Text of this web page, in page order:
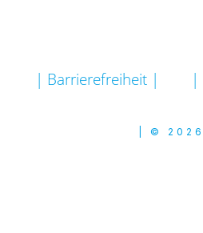
| Barrierefreiheit | |
| © 2026